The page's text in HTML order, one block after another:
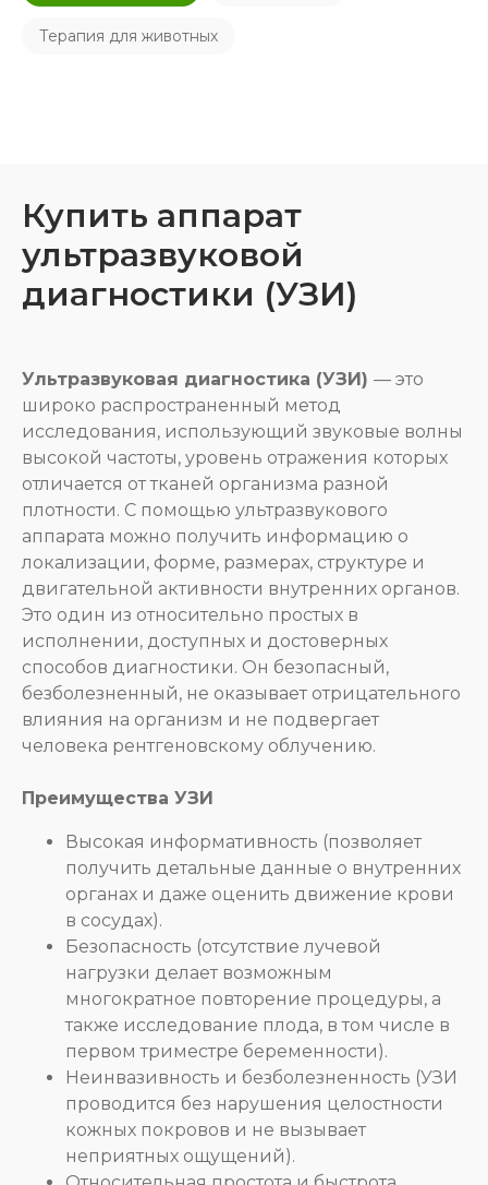
Терапия для животных
Купить аппарат
ультразвуковой
диагностики (УЗИ)
Ультразвуковая диагностика (УЗИ) — это
широко распространенный метод
исследования, использующий звуковые волны
высокой частоты, уровень отражения которых
отличается от тканей организма разной
плотности. С помощью ультразвукового
аппарата можно получить информацию о
локализации, форме, размерах, структуре и
двигательной активности внутренних органов.
Это один из относительно простых в
исполнении, доступных и достоверных
способов диагностики. Он безопасный,
безболезненный, не оказывает отрицательного
влияния на организм и не подвергает
человека рентгеновскому облучению.
Преимущества УЗИ
Высокая информативность (позволяет
получить детальные данные о внутренних
органах и даже оценить движение крови
в сосудах).
Безопасность (отсутствие лучевой
нагрузки делает возможным
многократное повторение процедуры, а
также исследование плода, в том числе в
первом триместре беременности).
Неинвазивность и безболезненность (УЗИ
проводится без нарушения целостности
кожных покровов и не вызывает
неприятных ощущений).
Остались вопросы?
Свяжитесь с нами.